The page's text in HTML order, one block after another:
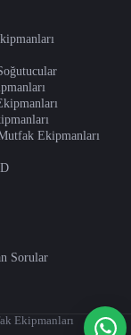
Ekipmanları
Sorular
Ekipmanları